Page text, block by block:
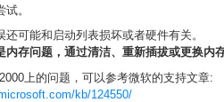
。
还可能和启动列表损坏或者硬件有关。
内存问题，通过清洁、重新插拔或更换内
上的问题，可以参考微软的支持文章:
kb/124550/